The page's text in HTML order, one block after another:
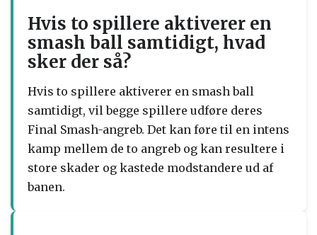
Hvis to spillere aktiverer en
smash ball samtidigt, hvad
sker der så?
Hvis to spillere aktiverer en smash ball
samtidigt, vil begge spillere udføre deres
Final Smash-angreb. Det kan føre til en intens
kamp mellem de to angreb og kan resultere i
store skader og kastede modstandere ud af
banen.